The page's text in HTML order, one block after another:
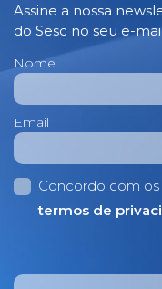
Assine a nossa
do Sesc no seu e-
Nome
Email
Concordo com os
termos de